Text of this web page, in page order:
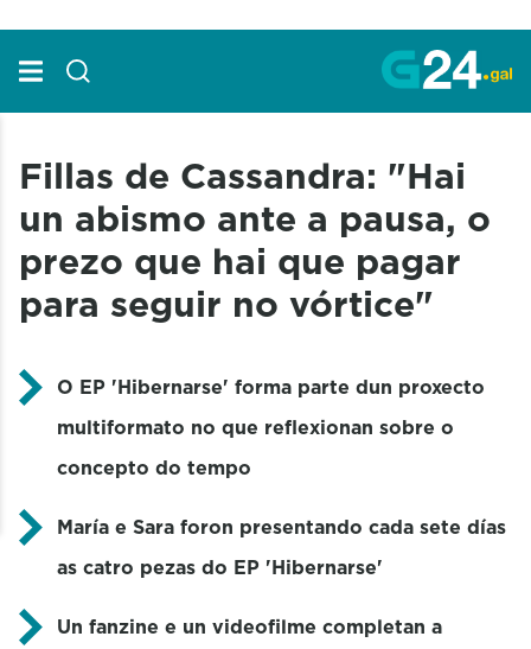
Fillas de Cassandra: "Hai
un abismo ante a pausa, o
prezo que hai que pagar
para seguir no vórtice"
O EP 'Hibernarse' forma parte dun proxecto
multiformato no que reflexionan sobre o
concepto do tempo
María e Sara foron presentando cada sete días
as catro pezas do EP 'Hibernarse'
Un fanzine e un videofilme completan a